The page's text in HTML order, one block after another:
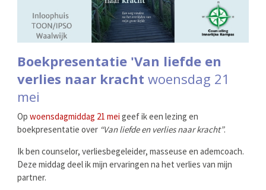
Boekpresentatie 'Van liefde en
verlies naar kracht woensdag 21
mei
Op woensdagmiddag 21 mei geef ik een lezing en
boekpresentatie over “Van liefde en verlies naar kracht”.
Ik ben counselor, verliesbegeleider, masseuse en ademcoach.
Deze middag deel ik mijn ervaringen na het verlies van mijn
partner.